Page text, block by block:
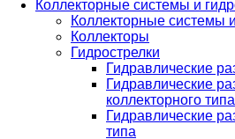
Коллекторные системы и
Коллекторные системы
Коллекторы
Гидрострелки
Гидравлические
Гидравлические
коллекторного типа
Гидравлические
типа